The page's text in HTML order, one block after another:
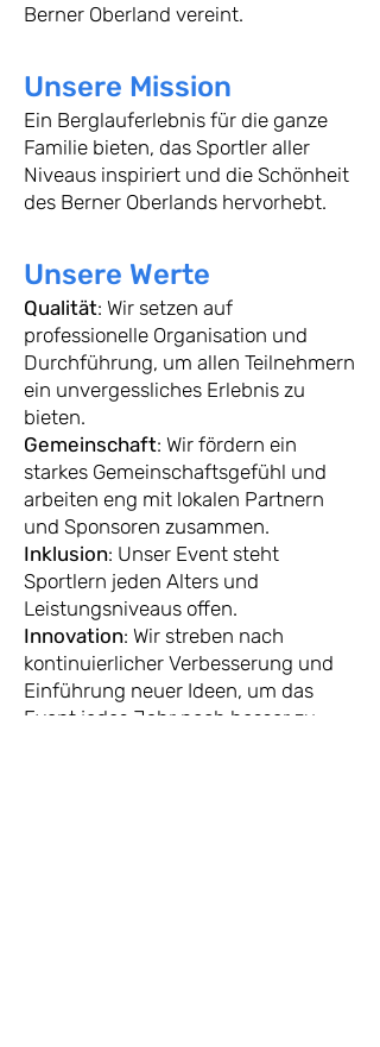
Berner Oberland vereint.
Unsere Mission
Ein Berglauferlebnis für die ganze
Familie bieten, das Sportler aller
Niveaus inspiriert und die Schönheit
des Berner Oberlands hervorhebt.
Unsere Werte
Qualität: Wir setzen auf
professionelle Organisation und
Durchführung, um allen Teilnehmern
ein unvergessliches Erlebnis zu
bieten.
Gemeinschaft: Wir fördern ein
starkes Gemeinschaftsgefühl und
arbeiten eng mit lokalen Partnern
und Sponsoren zusammen.
Inklusion: Unser Event steht
Sportlern jeden Alters und
Leistungsniveaus offen.
Innovation: Wir streben nach
kontinuierlicher Verbesserung und
Einführung neuer Ideen, um das
Event jedes Jahr noch besser zu